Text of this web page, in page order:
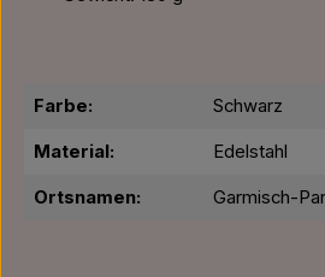
Farbe: Schwarz
Material: Edelstahl
Ortsnamen: Garmisch-